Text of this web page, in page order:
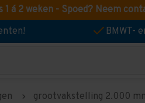
á 2 weken - Spoed? Neem
BMWT-
grootvakstelling 2.000